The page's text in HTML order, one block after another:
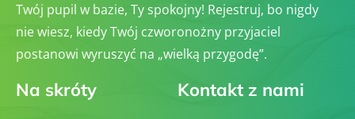
Twój pupil w bazie, Ty spokojny! Rejestruj, bo nigdy
nie wiesz, kiedy Twój czworonożny przyjaciel
postanowi wyruszyć na „wielką przygodę”.
Na skróty Kontakt z nami